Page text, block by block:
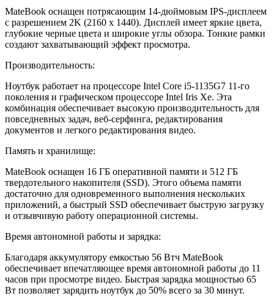
MateBook оснащен потрясающим 14-дюймовым IPS-дисплеем
с разрешением 2K (2160 x 1440). Дисплей имеет яркие цвета,
глубокие черные цвета и широкие углы обзора. Тонкие рамки
создают захватывающий эффект просмотра.
Производительность:
Ноутбук работает на процессоре Intel Core i5-1135G7 11-го
поколения и графическом процессоре Intel Iris Xe. Эта
комбинация обеспечивает высокую производительность для
повседневных задач, веб-серфинга, редактирования
документов и легкого редактирования видео.
Память и хранилище:
MateBook оснащен 16 ГБ оперативной памяти и 512 ГБ
твердотельного накопителя (SSD). Этого объема памяти
достаточно для одновременного выполнения нескольких
приложений, а быстрый SSD обеспечивает быструю загрузку
и отзывчивую работу операционной системы.
Время автономной работы и зарядка:
Благодаря аккумулятору емкостью 56 Втч MateBook
обеспечивает впечатляющее время автономной работы до 11
часов при просмотре видео. Быстрая зарядка мощностью 65
Вт позволяет зарядить ноутбук до 50% всего за 30 минут.